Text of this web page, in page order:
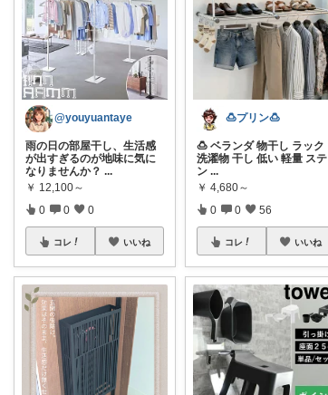
@youyuantaye
雨の日の部屋干し、生活感
が出すぎるのが地味に気に
なりませんか？ ...
￥ 12,100～
0 0 0
コレ いいね
🍮プリン🍮
🍮 ベランダ 物干し ラック
洗濯物 干し 低い 軽量 ステ
ン ...
￥ 4,680～
0 0 56
コレ いいね